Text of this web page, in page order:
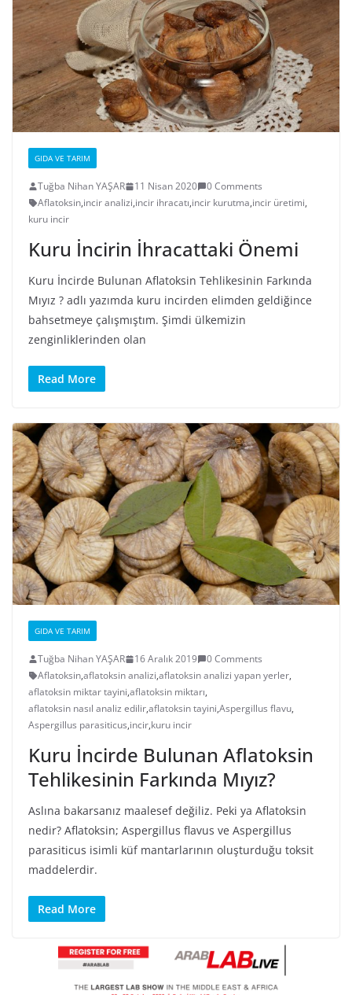
GIDA VE TARIM
Tuğba Nihan YAŞAR 11 Nisan 2020
0 Comments
Aflatoksin,incir analizi,incir ihracatı,incir kurutma,incir üretimi,
kuru incir
Kuru İncirin İhracattaki Önemi
Kuru İncirde Bulunan Aflatoksin Tehlikesinin Farkında
Mıyız ? adlı yazımda kuru incirden elimden geldiğince
bahsetmeye çalışmıştım. Şimdi ülkemizin
zenginliklerinden olan
Read More
GIDA VE TARIM
Tuğba Nihan YAŞAR 16 Aralık 2019
0 Comments
Aflatoksin,aflatoksin analizi,aflatoksin analizi yapan yerler,
aflatoksin miktar tayini,aflatoksin miktarı,
aflatoksin nasıl analiz edilir,aflatoksin tayini,Aspergillus flavu,
Aspergillus parasiticus,incir,kuru incir
Kuru İncirde Bulunan Aflatoksin
Tehlikesinin Farkında Mıyız?
Aslına bakarsanız maalesef değiliz. Peki ya Aflatoksin
nedir? Aflatoksin; Aspergillus flavus ve Aspergillus
parasiticus isimli küf mantarlarının oluşturduğu toksit
maddelerdir.
Read More